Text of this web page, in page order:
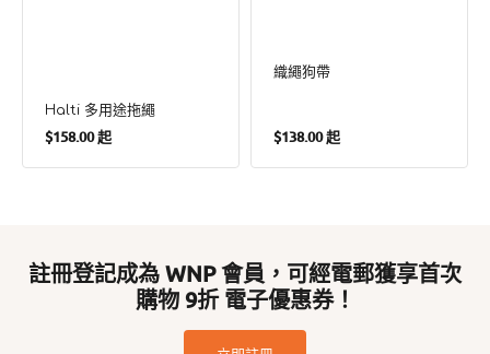
Halti 多用途拖繩
定
$158.00 起
織繩狗帶
定
$138.00 起
註冊登記成為 WNP 會員，可經電郵獲享首次
購物 9折 電子優惠券！